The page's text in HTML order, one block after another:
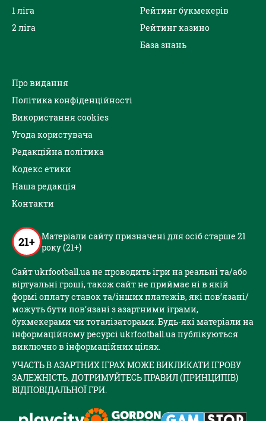
1 ліга
2 ліга
Рейтинг букмекерів
Рейтинг казино
База знань
Про видання
Політика конфіденційності
Використання cookies
Угода користувача
Редакційна політика
Кодекс етики
Наша редакція
Контакти
21+ Матеріали сайту призначені для осіб старше 21
року (21+)
Сайт ukrfootball.ua не проводить ігри на реальні та/або
віртуальні гроші, також сайт не приймає ні в якій
формі оплату ставок та/інших платежів, які пов’язані/
можуть бути пов’язані з азартними іграми,
букмекерами чи тоталізаторами. Будь-які матеріали на
інформаційному ресурсі ukrfootball.ua публікуються
виключно в інформаційних цілях.
УЧАСТЬ В АЗАРТНИХ ІГРАХ МОЖЕ ВИКЛИКАТИ ІГРОВУ
ЗАЛЕЖНІСТЬ. ДОТРИМУЙТЕСЬ ПРАВИЛ (ПРИНЦИПІВ)
ВІДПОВІДАЛЬНОЇ ГРИ.